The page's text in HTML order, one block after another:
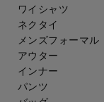
ワイシャツ
ネクタイ
メンズフォーマル
アウター
インナー
パンツ